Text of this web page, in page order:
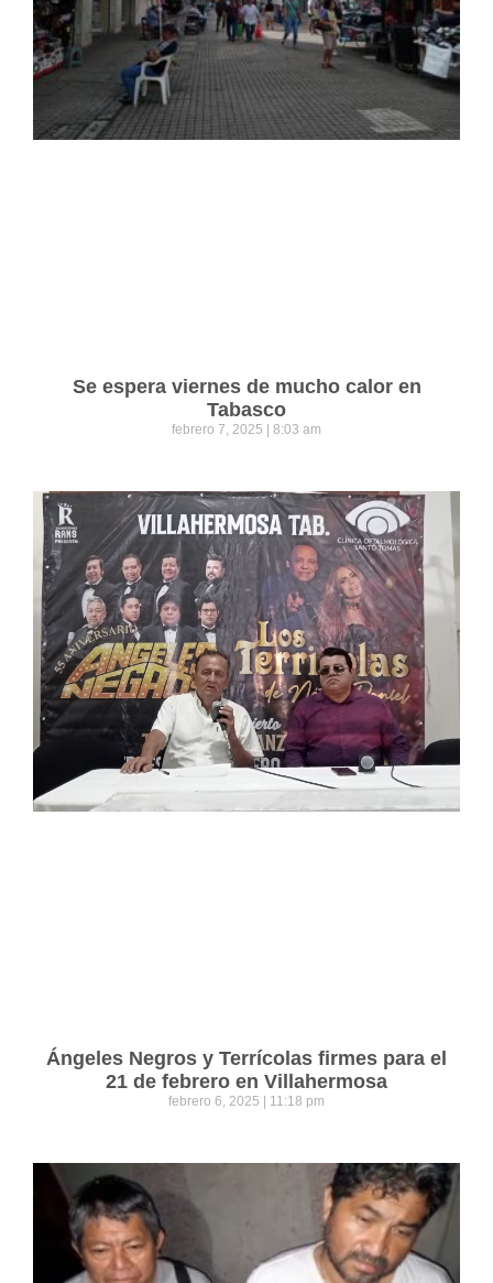
Se espera viernes de mucho calor en
Tabasco
febrero 7, 2025 8:03 am
Ángeles Negros y Terrícolas firmes para el
21 de febrero en Villahermosa
febrero 6, 2025 11:18 pm